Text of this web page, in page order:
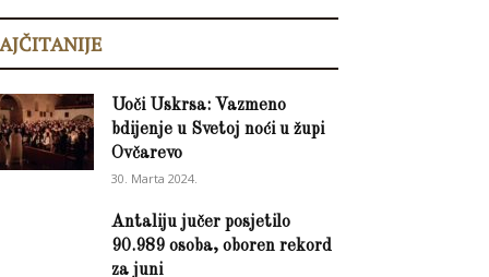
Uoči Uskrsa: Vazmeno
bdijenje u Svetoj noći u župi
Ovčarevo
30. Marta 2024.
Antaliju jučer posjetilo
90.989 osoba, oboren rekord
za juni